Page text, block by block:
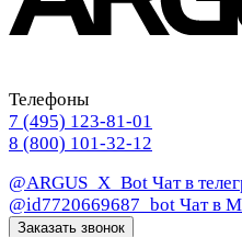
Телефоны
7 (495) 123-81-01
8 (800) 101-32-12
@ARGUS_X_Bot Чат в
@id7720669687_bot Чат в
Заказать звонок